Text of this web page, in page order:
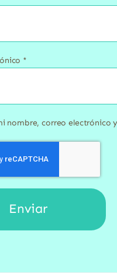
*
nombre, correo electrónico